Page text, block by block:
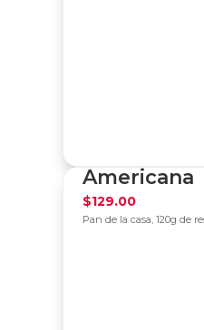
Americana
$129.00
Pan de la casa, 120g de